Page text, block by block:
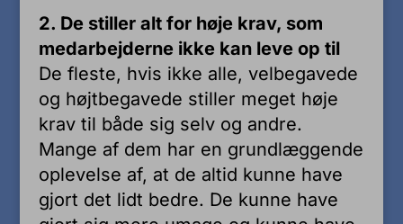
2. De stiller alt for høje krav, som
medarbejderne ikke kan leve op til
De fleste, hvis ikke alle, velbegavede
og højtbegavede stiller meget høje
krav til både sig selv og andre.
Mange af dem har en grundlæggende
oplevelse af, at de altid kunne have
gjort det lidt bedre. De kunne have